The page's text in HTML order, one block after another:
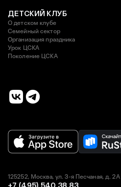
ДЕТСКИЙ КЛУБ
О детском клубе
Семейный сектор
Организация праздника
Урок ЦСКА
Поколение ЦСКА
125252, Москва, ул. 3-я Песчаная, д. 2А